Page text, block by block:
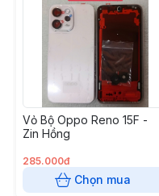
Vỏ Bộ Oppo Reno 15F -
Zin Hồng
285.000đ
Chọn mua